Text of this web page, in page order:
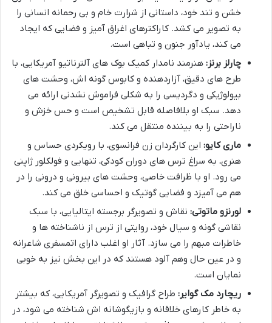
خشن و تند خود، داستانی از شرارت خام و بی رحمانه انسانی را
به تصویر می کشد. کاراکترهای اغراق آمیز و فضایی که ایجاد
می کند، یادآور جنون و تباهی است.
چارلز برنز: هنرمند نامدار کمیک بوک های آلترناتیو آمریکایی، با
طرح های دقیق، آزاردهنده و کابوس گونه اش، وحشت های
بیولوژیکی و دگردیسی را به شکلی فراموش نشدنی ارائه می
دهد. سبک او بلافاصله قابل تشخیص است و حس خزش و
ناراحتی را به بیننده منتقل می کند.
ماری کایو: این کارگردان زن فرانسوی، با رویکردی حساس و
هنری، به سراغ ترس های دوران کودکی، تنهایی و فولکلور ژاپنی
می رود. او با ظرافت خاصی، وحشت های بیرونی و درونی را در
هم می آمیزد و فضایی گوتیک و احساسی خلق می کند.
لورنزو ماتوتی: نقاش و تصویرگر برجسته ایتالیایی، با سبک
نقاشی گونه و سیال خود، روایتی از ترس از ناشناخته ها و
خاطرات مبهم را می سازد. آثار او اغلب دارای اتمسفری شاعرانه
و در عین حال وهم آلود هستند که در این بخش نیز به خوبی
نمایان است.
ریچارد مک گوایر: طراح گرافیک و تصویرگر آمریکایی، که بیشتر
به خاطر کارهای خلاقانه و بازیگوشانه اش شناخته می شود، در